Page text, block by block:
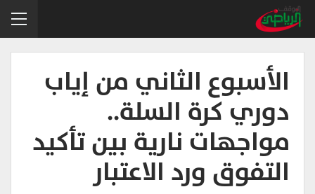
الأسبوع الثاني من إياب
دوري كرة السلة..
مواجهات نارية بين تأكيد
التفوق ورد الاعتبار